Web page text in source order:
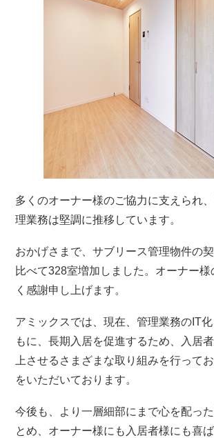
多くのオーナー様のご協力に支えられ
理業務は堅調に推移しています。
おかげさまで、サブリース管理物件の
比べて328室増加しました。オーナー様
く感謝申し上げます。
アミックスでは、現在、管理業務のIT
もに、長期入居を促進するため、入居
上させるさまざまな取り組みを行って
をいただいております。
今後も、より一層細部にまで心を配っ
とめ、オーナー様にも入居者様にも喜